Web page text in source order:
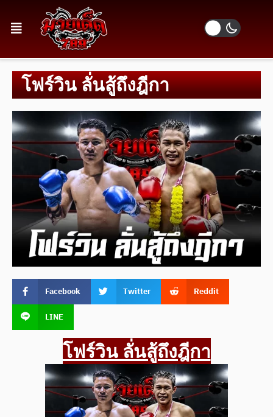
โฟร์วิน ลั่นสู้ถึงฎีกา
Facebook Twitter
Reddit
LINE
โฟร์วิน ลั่นสู้ถึงฎีกา